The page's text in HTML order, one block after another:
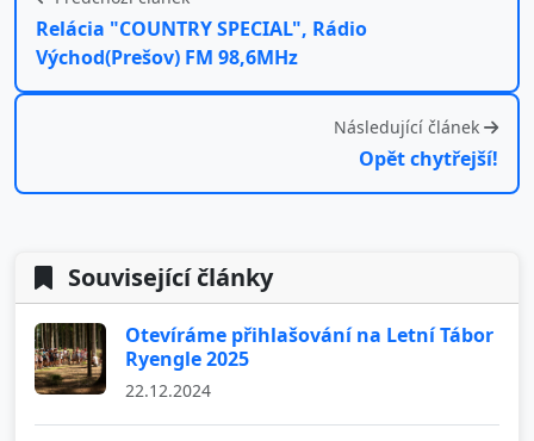
Relácia "COUNTRY SPECIAL", Rádio
Východ(Prešov) FM 98,6MHz
Následující článek
Opět chytřejší!
Související články
Otevíráme přihlašování na Letní Tábor
Ryengle 2025
22.12.2024